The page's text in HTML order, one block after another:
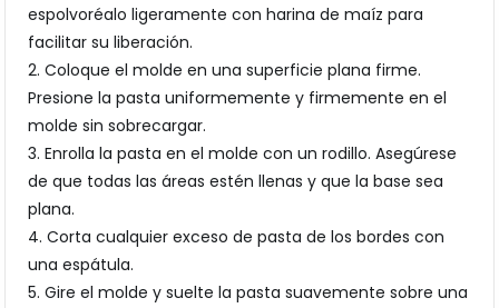
espolvoréalo ligeramente con harina de maíz para
facilitar su liberación.
2. Coloque el molde en una superficie plana firme.
Presione la pasta uniformemente y firmemente en el
molde sin sobrecargar.
3. Enrolla la pasta en el molde con un rodillo. Asegúrese
de que todas las áreas estén llenas y que la base sea
plana.
4. Corta cualquier exceso de pasta de los bordes con
una espátula.
5. Gire el molde y suelte la pasta suavemente sobre una